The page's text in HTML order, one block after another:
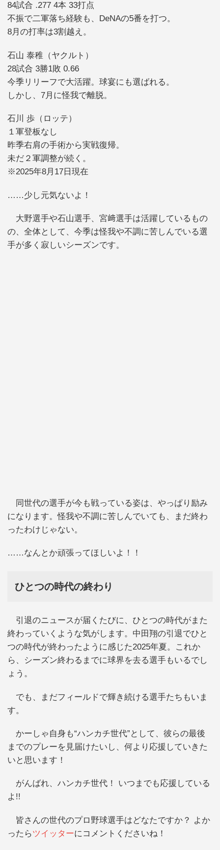
84試合 .277 4本 33打点
不振で二軍落ち経験も、DeNAの5番を打つ。
8月の打率は3割越え。
石山 泰稚（ヤクルト）
28試合 3勝1敗 0.66
今季リリーフで大活躍。球宴にも選ばれる。
しかし、7月に怪我で離脱。
石川 歩（ロッテ）
１軍登板なし
昨季右肩の手術から実戦復帰。
未だ２軍調整が続く。
※2025年8月17日現在
……少し元気ないよ！
大野選手や石山選手、宮﨑選手は活躍しているもの
の、全体として、今季は怪我や不調に苦しんでいる選
手が多く寂しいシーズンです。
同世代の選手が今も戦っている姿は、やっぱり励み
になります。怪我や不調に苦しんでいても、まだ終わ
ったわけじゃない。
……なんとか頑張ってほしいよ！！
ひとつの時代の終わり
引退のニュースが届くたびに、ひとつの時代がまた
終わっていくような気がします。中田翔の引退でひと
つの時代が終わったように感じた2025年夏。これか
ら、シーズン終わるまでに球界を去る選手もいるでし
ょう。
でも、まだフィールドで輝き続ける選手たちもいま
す。
かーしゃ自身も“ハンカチ世代”として、彼らの最後
までのプレーを見届けたいし、何より応援していきた
いと思います！
がんばれ、ハンカチ世代！ いつまでも応援している
よ!!
皆さんの世代のプロ野球選手はどなたですか？ よか
ったらツイッターにコメントくださいね！